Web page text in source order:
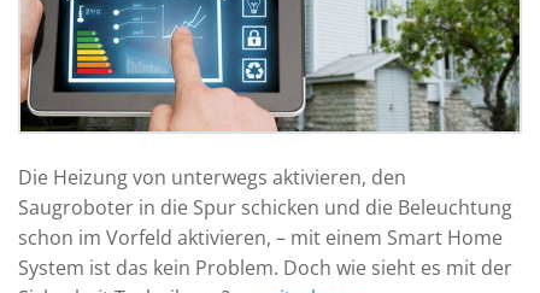
Die Heizung von unterwegs aktivieren, den
Saugroboter in die Spur schicken und die Beleuchtung
schon im Vorfeld aktivieren, – mit einem Smart Home
System ist das kein Problem. Doch wie sieht es mit der